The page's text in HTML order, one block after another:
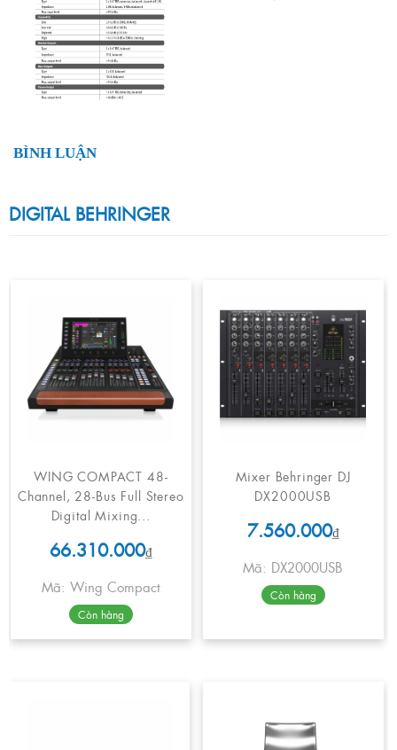
BÌNH LUẬN
DIGITAL BEHRINGER
WING COMPACT 48-
Channel, 28-Bus Full Stereo
Digital Mixing...
66.310.000₫
Mã: Wing Compact
Còn hàng
Mixer Behringer DJ
DX2000USB
7.560.000₫
Mã: DX2000USB
Còn hàng